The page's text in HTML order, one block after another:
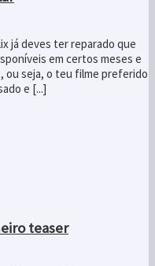
já deves ter reparado que
em certos meses e
ou seja, o teu filme preferido
e [...]
teaser